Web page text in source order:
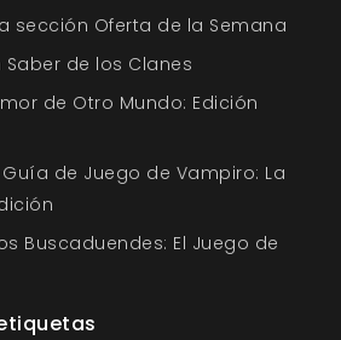
sección Oferta de la Semana
Saber de los Clanes
de Otro Mundo: Edición
de Juego de Vampiro: La
Buscaduendes: El Juego de